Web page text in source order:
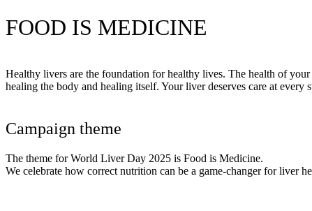
FOOD IS MEDICINE
Healthy livers are the foundation for healthy lives. The health of
healing the body and healing itself. Your liver deserves care at every
Campaign theme
The theme for World Liver Day 2025 is Food is Medicine.
We celebrate how correct nutrition can be a game-changer for liver